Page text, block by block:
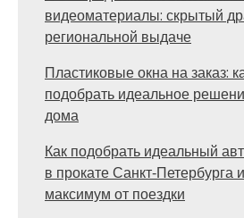
видеоматериалы: скрытый
региональной выдаче
Пластиковые окна на заказ:
подобрать идеальное
дома
Как подобрать идеальный
в прокате Санкт‑Петербурга
максимум от поездки